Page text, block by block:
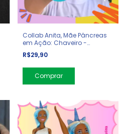
Collab Anita, Mãe Pâncreas
em Ação: Chaveiro -
Diabetes
R$29,90